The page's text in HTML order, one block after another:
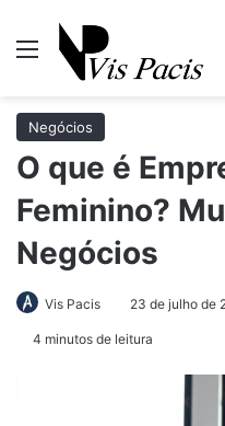
Menu
Negócios
O que é
Feminino?
Negócios
Vis Pacis 23 de julho de
4 minutos de leitura